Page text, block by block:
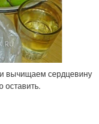
вычищаем сердцевину